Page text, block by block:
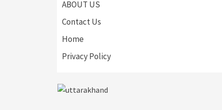
ABOUT US
Contact Us
Home
Privacy Policy